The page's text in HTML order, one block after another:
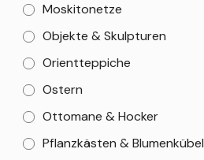
Moskitonetze
Objekte & Skulpturen
Orientteppiche
Ostern
Ottomane & Hocker
Pflanzkästen & Blumenkübel